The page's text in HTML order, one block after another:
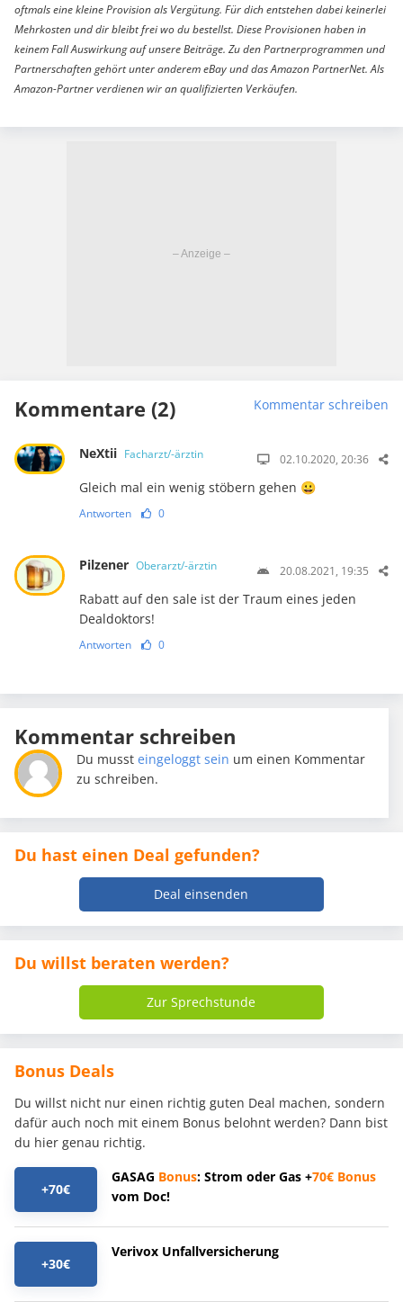
oftmals eine kleine Provision als Vergütung. Für dich entstehen dabei keinerlei
Mehrkosten und dir bleibt frei wo du bestellst. Diese Provisionen haben in
keinem Fall Auswirkung auf unsere Beiträge. Zu den Partnerprogrammen und
Partnerschaften gehört unter anderem eBay und das Amazon PartnerNet. Als
Amazon-Partner verdienen wir an qualifizierten Verkäufen.
Kommentare (2) Kommentar schreiben
NeXtii Facharzt/-ärztin 02.10.2020, 20:36
Gleich mal ein wenig stöbern gehen 😀
Antworten 0
Pilzener Oberarzt/-ärztin 20.08.2021, 19:35
Rabatt auf den sale ist der Traum eines jeden
Dealdoktors!
Antworten 0
Kommentar schreiben
Du mussteingeloggt sein um einen Kommentar
zu schreiben.
Du hast einen Deal gefunden?
Deal einsenden
Du willst beraten werden?
Zur Sprechstunde
Bonus Deals
Du willst nicht nur einen richtig guten Deal machen, sondern
dafür auch noch mit einem Bonus belohnt werden? Dann bist
du hier genau richtig.
+70€
GASAG Bonus: Strom oder Gas +70€ Bonus
vom Doc!
+30€
Verivox Unfallversicherung